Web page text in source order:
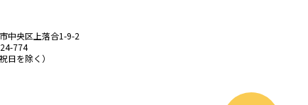
中央区上落合1-9-2
774
日を除く）